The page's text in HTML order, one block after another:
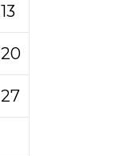
13
20
27